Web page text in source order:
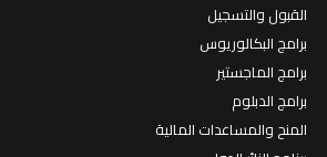
القبول والتسجيل
برامج البكالوريوس
برامج الماجستير
برامج الدبلوم
المنح والمساعدات المالية